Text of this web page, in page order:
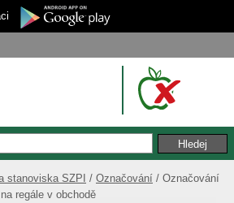
stanoviska SZPI Označování
Označování
regále v obchodě